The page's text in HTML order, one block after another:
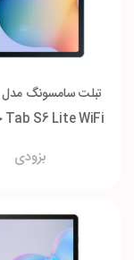
بزودی